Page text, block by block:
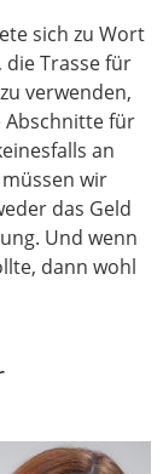
sich zu Wort
Trasse für
verwenden,
Abschnitte für
an
wir
das Geld
Und wenn
dann wohl